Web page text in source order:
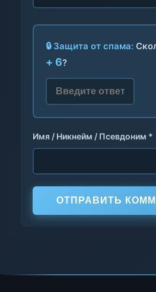
🔒 Защита от спама:
+ 6?
Имя / Никнейм / Псевдоним *
ОТПРАВИТЬ